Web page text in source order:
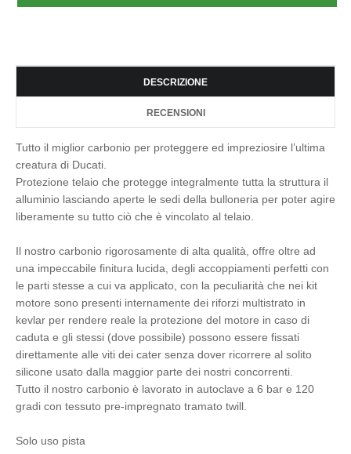
DESCRIZIONE
RECENSIONI
Tutto il miglior carbonio per proteggere ed impreziosire l’ultima
creatura di Ducati.
Protezione telaio che protegge integralmente tutta la struttura il
alluminio lasciando aperte le sedi della bulloneria per poter agire
liberamente su tutto ciò che è vincolato al telaio.
Il nostro carbonio rigorosamente di alta qualità, offre oltre ad
una impeccabile finitura lucida, degli accoppiamenti perfetti con
le parti stesse a cui va applicato, con la peculiarità che nei kit
motore sono presenti internamente dei riforzi multistrato in
kevlar per rendere reale la protezione del motore in caso di
caduta e gli stessi (dove possibile) possono essere fissati
direttamente alle viti dei cater senza dover ricorrere al solito
silicone usato dalla maggior parte dei nostri concorrenti.
Tutto il nostro carbonio è lavorato in autoclave a 6 bar e 120
gradi con tessuto pre-impregnato tramato twill.
Solo uso pista